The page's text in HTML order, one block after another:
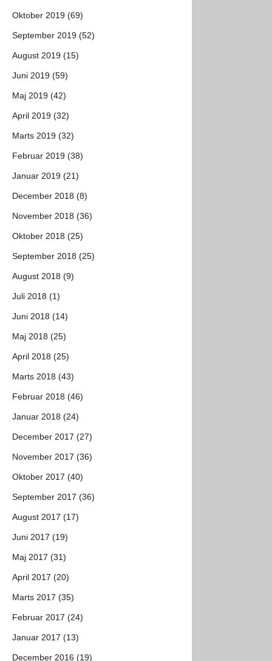
Oktober 2019 (69)
September 2019 (52)
August 2019 (15)
Juni 2019 (59)
Maj 2019 (42)
April 2019 (32)
Marts 2019 (32)
Februar 2019 (38)
Januar 2019 (21)
December 2018 (8)
November 2018 (36)
Oktober 2018 (25)
September 2018 (25)
August 2018 (9)
Juli 2018 (1)
Juni 2018 (14)
Maj 2018 (25)
April 2018 (25)
Marts 2018 (43)
Februar 2018 (46)
Januar 2018 (24)
December 2017 (27)
November 2017 (36)
Oktober 2017 (40)
September 2017 (36)
August 2017 (17)
Juni 2017 (19)
Maj 2017 (31)
April 2017 (20)
Marts 2017 (35)
Februar 2017 (24)
Januar 2017 (13)
December 2016 (19)